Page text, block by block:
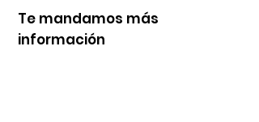
Te mandamos más
información